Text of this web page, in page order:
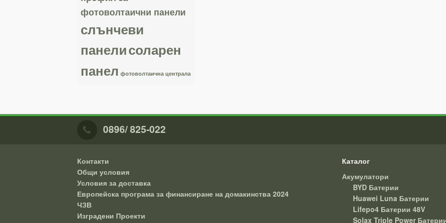
фотоволтаични панели
слънчеви
панелисоларен
панел фотоволтаична централа
0896/ 825-022
Контакти
Общи условия
Условия за доставка
Европейска програма за финансиране на домакинства 2024
ЧЗВ
Изградени Проекти
Каталог
Акумулатори
BYD Батерии
Huawei Luna Батерии
Lifepo4 Батерии 48V
Solax Triple Power